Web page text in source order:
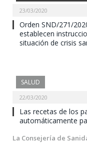
23/03/2020
Orden SND/271/
establecen
situación de crisis
SALUD
22/03/2020
Las recetas de los
automáticamente
La Consejería de